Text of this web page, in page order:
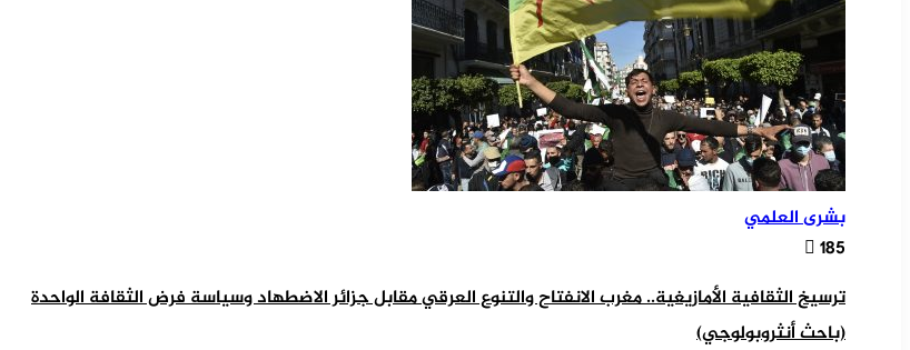
بشرى العلمي
185
ترسيخ الثقافية الأمازيغية.. مغرب الانفتاح والتنوع العرقي مقابل جزائر الاضطهاد وسياسة فرض الثقافة الواحدة
(باحث أنثروبولوجي)